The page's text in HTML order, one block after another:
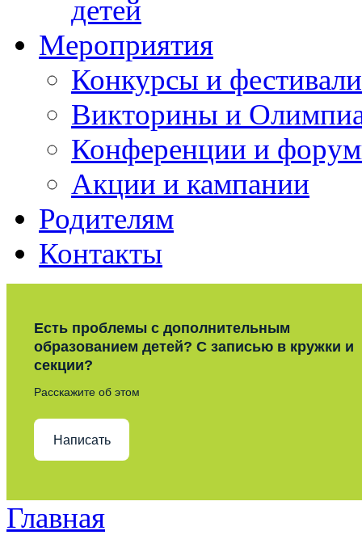
детей
Мероприятия
Конкурсы и фестивали
Викторины и
Конференции и
Акции и кампании
Родителям
Контакты
Есть проблемы с дополнительным
образованием детей? С записью в кружки и
секции?
Расскажите об этом
Написать
Главная